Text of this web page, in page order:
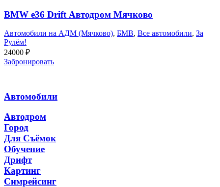
BMW e36 Drift Автодром Мячково
Автомобили на АДМ (Мячково), БМВ, Все автомобили, За
Рулём!
24000 ₽
Забронировать
Автомобили
Автодром
Город
Для Съёмок
Обучение
Дрифт
Картинг
Симрейсинг